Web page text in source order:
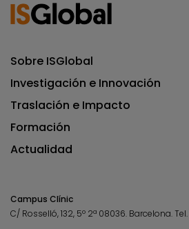
Sobre ISGlobal
Investigación e Innovación
Traslación e Impacto
Formación
Actualidad
Campus Clínic
C/ Rosselló, 132, 5º 2ª 08036. Barcelona.Tel.